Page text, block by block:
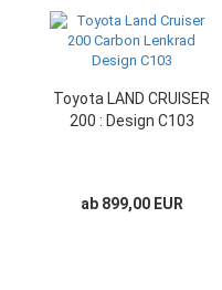
Toyota LAND CRUISER
200 : Design C103
ab 899,00 EUR